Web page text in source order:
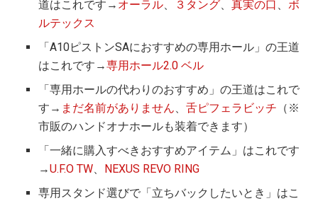
道はこれです→ オーラル、 ３タング、真実の口 、ボ
ルテックス
「A10ピストンSAにおすすめの専用ホール」の王道
はこれです→専用ホール2.0 ベル
「専用ホールの代わりのおすすめ」の王道はこれで
す→ まだ名前がありません、舌ピフェラビッチ （※
市販のハンドオナホールも装着できます）
「一緒に購入すべきおすすめアイテム」はこれです
→U.F.O TW、 NEXUS REVO RING
専用スタンド選びで「立ちバックしたいとき」はこ